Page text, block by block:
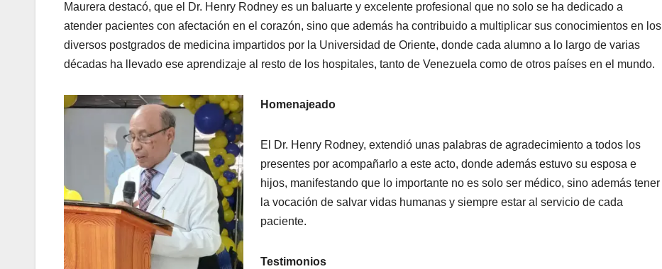
Maurera destacó, que el Dr. Henry Rodney es un baluarte y excelente profesional que no solo se ha dedicado a
atender pacientes con afectación en el corazón, sino que además ha contribuido a multiplicar sus conocimientos en los
diversos postgrados de medicina impartidos por la Universidad de Oriente, donde cada alumno a lo largo de varias
décadas ha llevado ese aprendizaje al resto de los hospitales, tanto de Venezuela como de otros países en el mundo.
Homenajeado
El Dr. Henry Rodney, extendió unas palabras de agradecimiento a todos los
presentes por acompañarlo a este acto, donde además estuvo su esposa e
hijos, manifestando que lo importante no es solo ser médico, sino además tener
la vocación de salvar vidas humanas y siempre estar al servicio de cada
paciente.
Testimonios